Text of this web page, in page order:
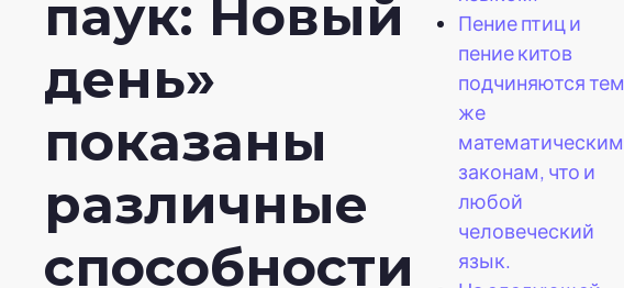
паук: Новый
день»
показаны
различные
способности
Пение птиц и
пение китов
подчиняются тем
же
математическим
законам, что и
любой
человеческий
язык.